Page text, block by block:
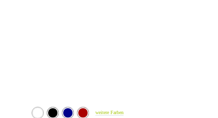
weitere Farben